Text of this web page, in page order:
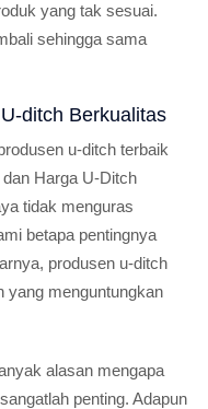
yang tak sesuai.
sehingga sama
ditch Berkualitas
u-ditch terbaik
Harga U-Ditch
tidak menguras
betapa pentingnya
produsen u-ditch
yang menguntungkan
alasan mengapa
penting. Adapun